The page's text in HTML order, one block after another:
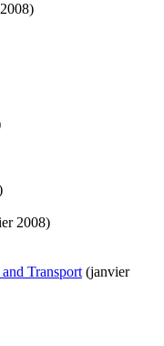
2008)
Transport(janvier